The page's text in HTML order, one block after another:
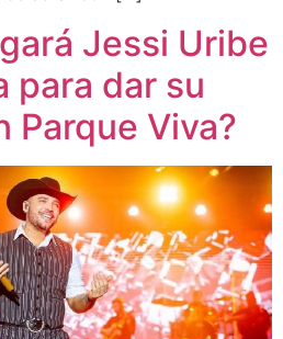
Jessi Uribe
para dar su
Parque Viva?